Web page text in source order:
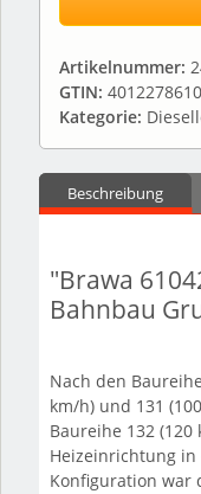
Artikelnummer:
GTIN:
Kategorie:
Beschreibung
"Brawa
Bahnbau
Nach den
km/h) und 131
Baureihe 132
Heizeinrichtung
Konfiguration war